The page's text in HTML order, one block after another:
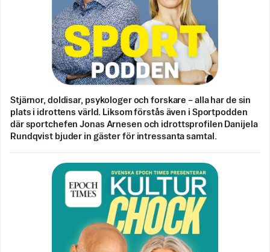
Stjärnor, doldisar, psykologer och forskare – alla har de sin
plats i idrottens värld. Liksom förstås även i Sportpodden
där sportchefen Jonas Arnesen och idrottsprofilen Danijela
Rundqvist bjuder in gäster för intressanta samtal.